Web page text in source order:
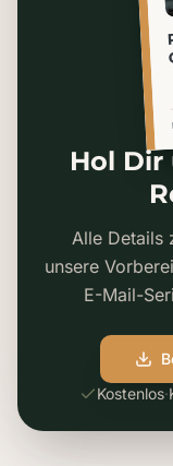
Hol Dir
Alle Details
unsere
E-Mail-
Kostenlos·